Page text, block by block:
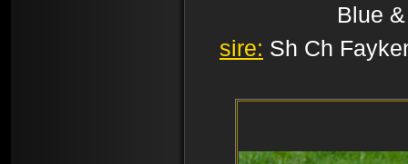
Blue
sire: Sh Ch